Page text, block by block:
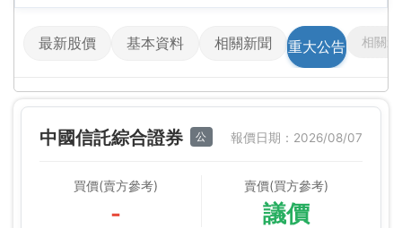
最新股價 基本資料 相關新聞 重大公告 相關影
中國信託綜合證券 公 報價日期：2026/08/07
買價(賣方參考)
-
賣價(買方參考)
議價